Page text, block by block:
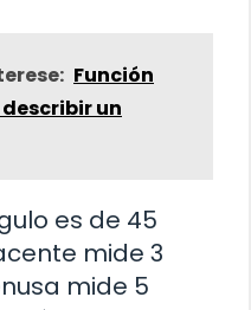
Función
un
es de 45
mide 3
mide 5